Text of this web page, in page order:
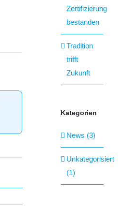
Zertifizierung
bestanden
Tradition
trifft
Zukunft
Kategorien
News (3)
Unkategorisiert
(1)